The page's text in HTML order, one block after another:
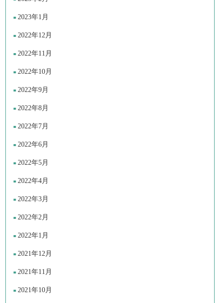
2023年1月
2022年12月
2022年11月
2022年10月
2022年9月
2022年8月
2022年7月
2022年6月
2022年5月
2022年4月
2022年3月
2022年2月
2022年1月
2021年12月
2021年11月
2021年10月